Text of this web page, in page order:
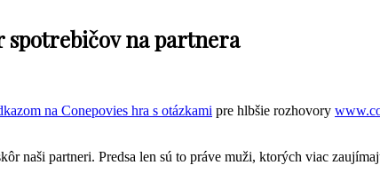
spotrebičov na partnera
hra s otázkami pre hlbšie rozhovory
naši partneri. Predsa len sú to práve muži, ktorých viac